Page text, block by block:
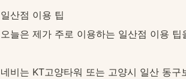
일산점 이용 팁
오늘은 제가 주로 이용하는 일산점 이용 팁
네비는 KT고양타워 또는 고양시 일산 동구